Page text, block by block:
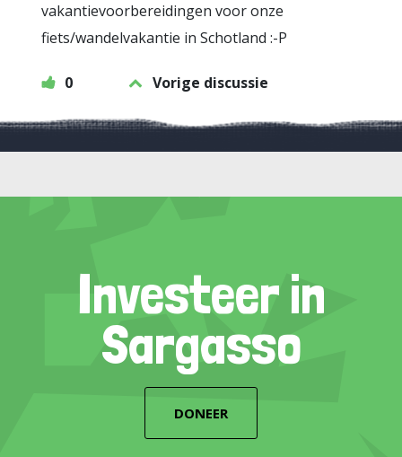
vakantievoorbereidingen voor onze
fiets/wandelvakantie in Schotland :-P
0 Vorige discussie
Investeer in
Sargasso
DONEER